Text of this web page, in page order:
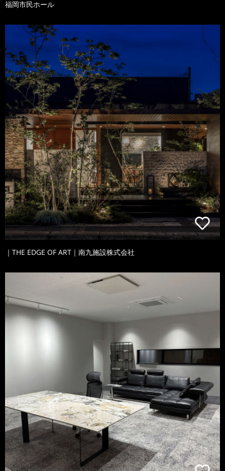
福岡市民ホール
｜THE EDGE OF ART｜南九施設株式会社